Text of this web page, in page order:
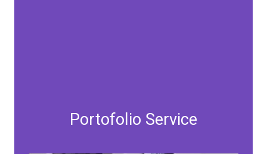
Portofolio Service